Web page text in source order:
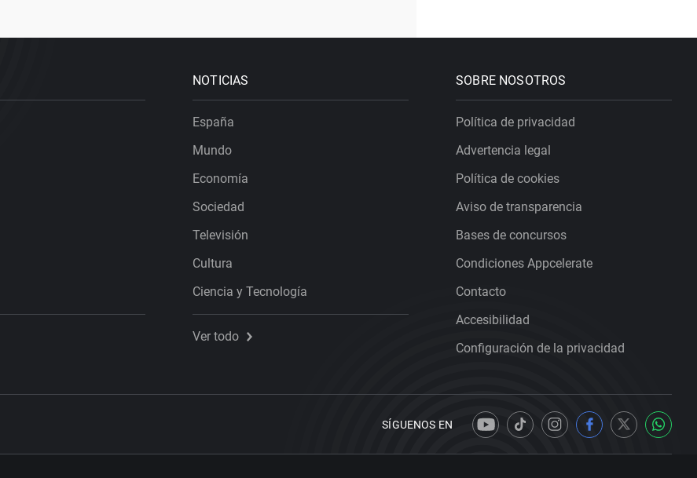
NOTICIAS
España
Mundo
Economía
Sociedad
Televisión
Cultura
Ciencia y Tecnología
Ver todo
SOBRE NOSOTROS
Política de privacidad
Advertencia legal
Política de cookies
Aviso de transparencia
Bases de concursos
Condiciones Appcelerate
Contacto
Accesibilidad
Configuración de la privacidad
SÍGUENOS EN